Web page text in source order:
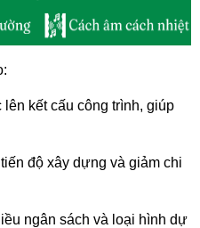
kết cấu công trình, giúp
độ xây dựng và giảm chi
ngân sách và loại hình dự